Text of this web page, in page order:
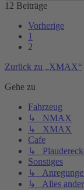
12 Beiträge
Vorherige
1
2
Zurück zu „XMAX“
Gehe zu
Fahrzeug
↳ NMAX
↳ XMAX
Cafe
↳
Sonstiges
↳
↳ Alles